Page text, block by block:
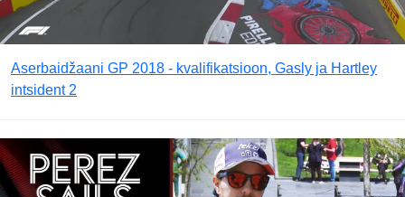
Aserbaidžaani GP 2018 - kvalifikatsioon, Gasly ja Hartley
intsident 2